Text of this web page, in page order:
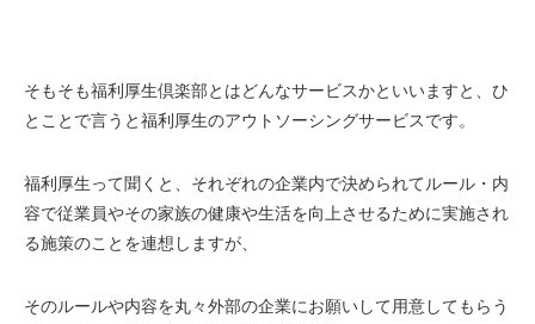
そもそも福利厚生倶楽部とはどんなサービスかといいますと、ひ
とことで言うと福利厚生のアウトソーシングサービスです。
福利厚生って聞くと、それぞれの企業内で決められてルール・内
容で従業員やその家族の健康や生活を向上させるために実施され
る施策のことを連想しますが、
そのルールや内容を丸々外部の企業にお願いして用意してもらう